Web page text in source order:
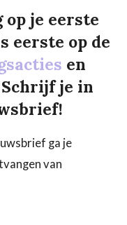
je eerste
eerste op de
en
Schrijf je in
ga je
van